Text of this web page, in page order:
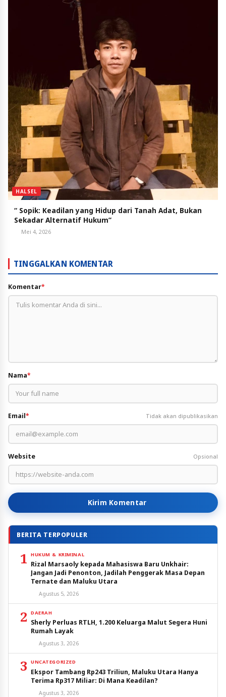
HALSEL
“ Sopik: Keadilan yang Hidup dari Tanah Adat, Bukan
Sekadar Alternatif Hukum”
Mei 4, 2026
TINGGALKAN KOMENTAR
Komentar*
Nama*
Email* Tidak akan dipublikasikan
Website Opsional
Kirim Komentar
BERITA TERPOPULER
1 HUKUM & KRIMINAL
Rizal Marsaoly kepada Mahasiswa Baru Unkhair:
Jangan Jadi Penonton, Jadilah Penggerak Masa Depan
Ternate dan Maluku Utara
Agustus 5, 2026
2 DAERAH
Sherly Perluas RTLH, 1.200 Keluarga Malut Segera Huni
Rumah Layak
Agustus 3, 2026
3 UNCATEGORIZED
Ekspor Tambang Rp243 Triliun, Maluku Utara Hanya
Terima Rp317 Miliar: Di Mana Keadilan?
Agustus 3, 2026